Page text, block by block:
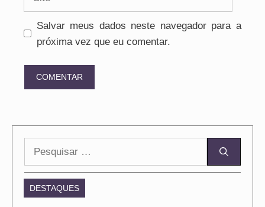
Salvar meus dados neste navegador para a
próxima vez que eu comentar.
Pesquisar
DESTAQUES